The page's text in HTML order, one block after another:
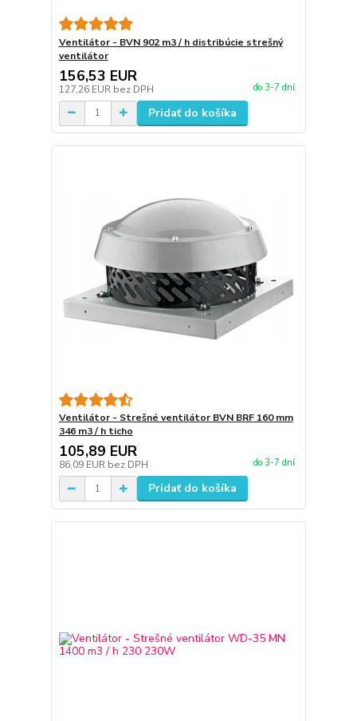
Ventilátor - BVN 902 m3 / h distribúcie strešný
ventilátor
156,53 EUR
127,26 EUR bez DPH do 3-7 dní
Pridať do košíka
Ventilátor - Strešné ventilátor BVN BRF 160 mm
346 m3 / h ticho
105,89 EUR
86,09 EUR bez DPH do 3-7 dní
Pridať do košíka